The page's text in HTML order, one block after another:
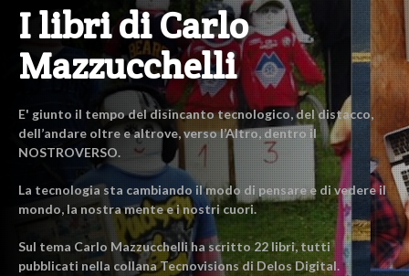
I libri di Carlo
Mazzucchelli
E' giunto il tempo del disincanto tecnologico, del distacco,
dell’andare oltre e altrove, verso l’Altro, dentro il
NOSTROVERSO.
La tecnologia sta cambiando il modo di pensare e di vedere il
mondo, la nostra mente e i nostri cuori.
Sul tema Carlo Mazzucchelli ha scritto 22 libri, tutti
pubblicati nella collana Tecnovisions di Delos Digital.